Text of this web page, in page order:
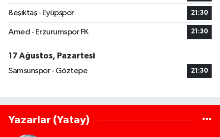
Beşiktaş - Eyüpspor 21:30
Amed - Erzurumspor FK 21:30
17 Ağustos, Pazartesi
Samsunspor - Göztepe
21:30
Yazarlar (Yatay)